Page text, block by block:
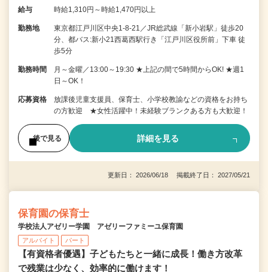
給与 時給1,310円～時給1,470円以上
勤務地
東京都江戸川区中央1-8-21／JR総武線「新小岩駅」徒歩20
分、都バス:新小21西葛西駅行き「江戸川区役所前」下車 徒
歩5分
勤務時間
月～金曜／13:00～19:30 ★上記の間で5時間からOK! ★週1
日～OK！
応募資格
放課後児童支援員、保育士、小学校教諭などの資格をお持ち
の方歓迎 ★女性活躍中！未経験ブランクある方も大歓迎！
後で見る 詳細を見る
更新日： 2026/06/18 掲載終了日： 2027/05/21
保育園の保育士
学校法人アゼリー学園 アゼリーファミーユ保育園
アルバイト パート
【有資格者優遇】子どもたちと一緒に成長！働き方改革
で残業は少なく、効率的に働けます！